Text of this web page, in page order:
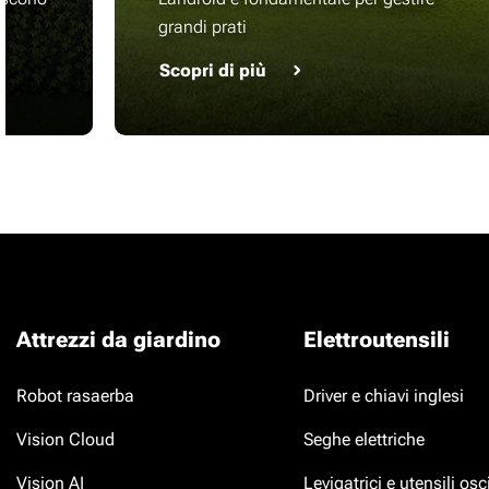
grandi prati
Scopri di più
Attrezzi da giardino
Robot rasaerba
Vision Cloud
Vision AI
Elettroutensili
Driver e chiavi inglesi
Seghe elettriche
Levigatrici e utensili